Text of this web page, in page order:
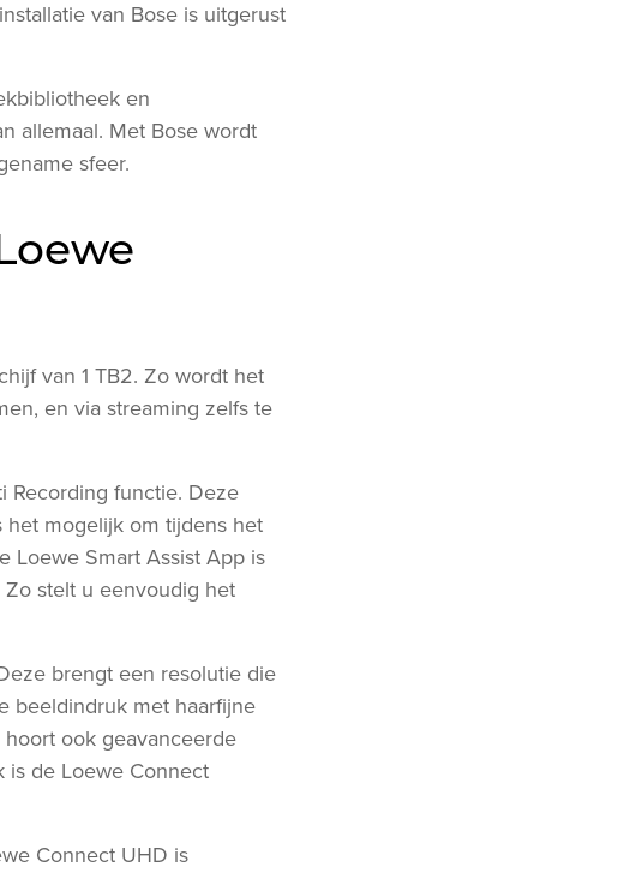
van Bose is uitgerust
en
allemaal. Met Bose wordt
sfeer.
van 1 TB2. Zo wordt het
en via streaming zelfs te
Recording functie. Deze
het mogelijk om tijdens het
Loewe Smart Assist App is
stelt u eenvoudig het
brengt een resolutie die
beeldindruk met haarfijne
ook geavanceerde
is de Loewe Connect
Connect UHD is